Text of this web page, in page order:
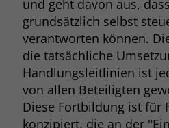
und geht davon aus,
grundsätzlich selbst
verantworten können.
die tatsächliche
Handlungsleitlinien ist
von allen Beteiligten
Diese Fortbildung ist für
konzipiert, die an der
Name PHPSESSID
Anbieter stiftung-
Laufzeit Session
Behält die
Zweck
Browsers und
exklusiv für
Dadurch wird
Aktionen, die
derselben
werden, mit